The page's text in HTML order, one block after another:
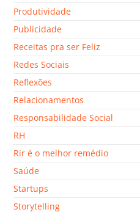
Produtividade
Publicidade
Receitas pra ser Feliz
Redes Sociais
Reflexões
Relacionamentos
Responsabilidade Social
RH
Rir é o melhor remédio
Saúde
Startups
Storytelling